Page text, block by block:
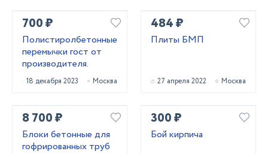
700 ₽
Полистиролбетонные
перемычки гост от
производителя.
18 декабря 2023 Москва
484 ₽
Плиты БМП
27 апреля 2022 Москва
8 700 ₽
Блоки бетонные для
гофрированных труб
300 ₽
Бой кирпича